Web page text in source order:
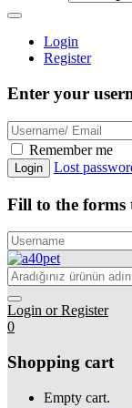
Login
Register
Enter your
Remember me
Login Lost
Fill to the forms
Login or Register
0
Shopping cart
Empty cart.